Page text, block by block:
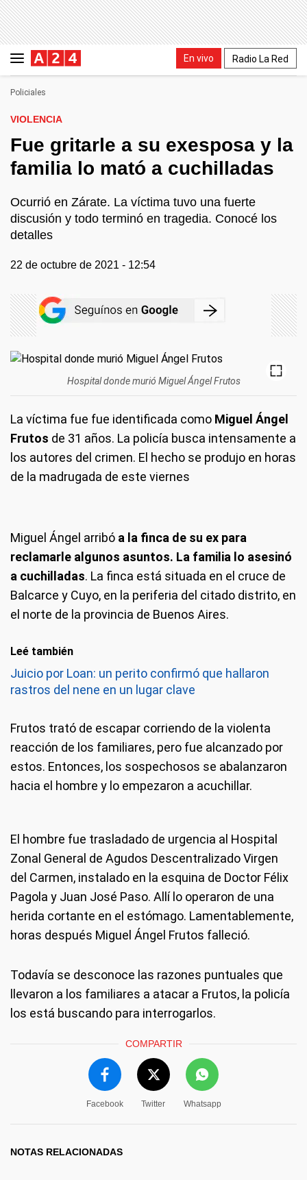
En vivo Radio La Red
Policiales
VIOLENCIA
Fue gritarle a su exesposa y la
familia lo mató a cuchilladas
Ocurrió en Zárate. La víctima tuvo una fuerte
discusión y todo terminó en tragedia. Conocé los
detalles
22 de octubre de 2021 - 12:54
Hospital donde murió Miguel Ángel Frutos
La víctima fue fue identificada como Miguel Ángel
Frutos de 31 años. La policía busca intensamente a
los autores del crimen. El hecho se produjo en horas
de la madrugada de este viernes
Miguel Ángel arribó a la finca de su ex para
reclamarle algunos asuntos. La familia lo asesinó
a cuchilladas. La finca está situada en el cruce de
Balcarce y Cuyo, en la periferia del citado distrito, en
el norte de la provincia de Buenos Aires.
Leé también
Juicio por Loan: un perito confirmó que hallaron
rastros del nene en un lugar clave
Frutos trató de escapar corriendo de la violenta
reacción de los familiares, pero fue alcanzado por
estos. Entonces, los sospechosos se abalanzaron
hacia el hombre y lo empezaron a acuchillar.
El hombre fue trasladado de urgencia al Hospital
Zonal General de Agudos Descentralizado Virgen
del Carmen, instalado en la esquina de Doctor Félix
Pagola y Juan José Paso. Allí lo operaron de una
herida cortante en el estómago. Lamentablemente,
horas después Miguel Ángel Frutos falleció.
Todavía se desconoce las razones puntuales que
llevaron a los familiares a atacar a Frutos, la policía
los está buscando para interrogarlos.
COMPARTIR
Facebook Twitter Whatsapp
NOTAS RELACIONADAS